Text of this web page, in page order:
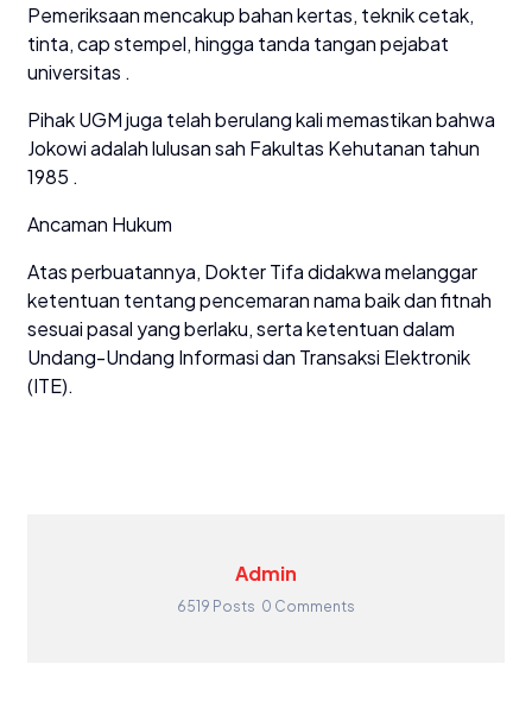
Pemeriksaan mencakup bahan kertas, teknik cetak,
tinta, cap stempel, hingga tanda tangan pejabat
universitas .
Pihak UGM juga telah berulang kali memastikan bahwa
Jokowi adalah lulusan sah Fakultas Kehutanan tahun
1985 .
Ancaman Hukum
Atas perbuatannya, Dokter Tifa didakwa melanggar
ketentuan tentang pencemaran nama baik dan fitnah
sesuai pasal yang berlaku, serta ketentuan dalam
Undang-Undang Informasi dan Transaksi Elektronik
(ITE).
Admin
6519 Posts 0 Comments